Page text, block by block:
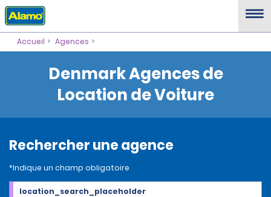
Accueil Agences
Denmark Agences de
Location de Voiture
Rechercher une agence
*Indique un champ obligatoire
location_search_placeholder